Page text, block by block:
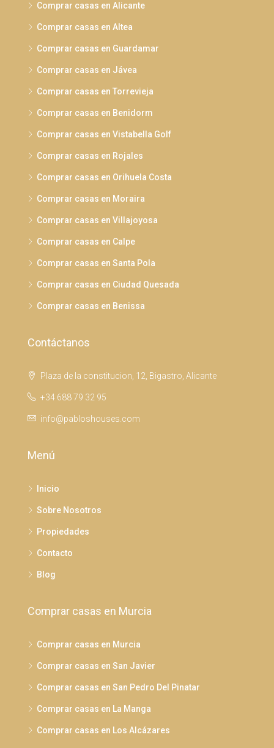
Comprar casas en Alicante
Comprar casas en Altea
Comprar casas en Guardamar
Comprar casas en Jávea
Comprar casas en Torrevieja
Comprar casas en Benidorm
Comprar casas en Vistabella Golf
Comprar casas en Rojales
Comprar casas en Orihuela Costa
Comprar casas en Moraira
Comprar casas en Villajoyosa
Comprar casas en Calpe
Comprar casas en Santa Pola
Comprar casas en Ciudad Quesada
Comprar casas en Benissa
Contáctanos
Plaza de la constitucion, 12, Bigastro, Alicante
+34 688 79 32 95
info@pabloshouses.com
Menú
Inicio
Sobre Nosotros
Propiedades
Contacto
Blog
Comprar casas en Murcia
Comprar casas en Murcia
Comprar casas en San Javier
Comprar casas en San Pedro Del Pinatar
Comprar casas en La Manga
Comprar casas en Los Alcázares